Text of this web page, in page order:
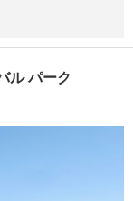
ル パーク